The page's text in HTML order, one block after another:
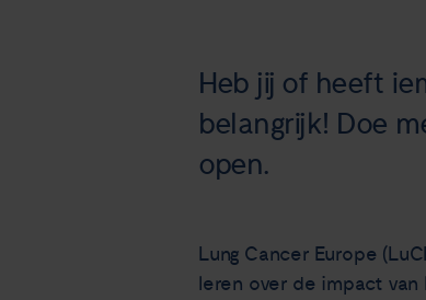
Heb jij of heeft
belangrijk! Doe
open.
Lung Cancer Europe
leren over de impact